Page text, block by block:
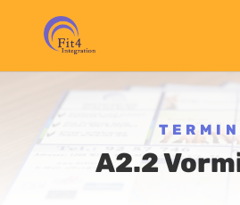
TERMIN
A2.2